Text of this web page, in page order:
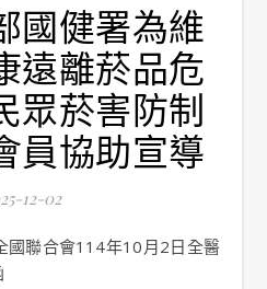
國健署為維
遠離菸品危
眾菸害防制
員協助宣導
12-02